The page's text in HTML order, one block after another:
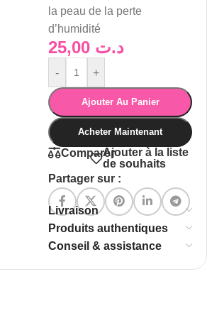
la peau de la perte
d’humidité
د.ت
- +
Ajouter Au Panier
Acheter Maintenant
ComparerAjouter à la liste
de souhaits
Partager sur :
Livraison
Produits authentiques
Conseil & assistance